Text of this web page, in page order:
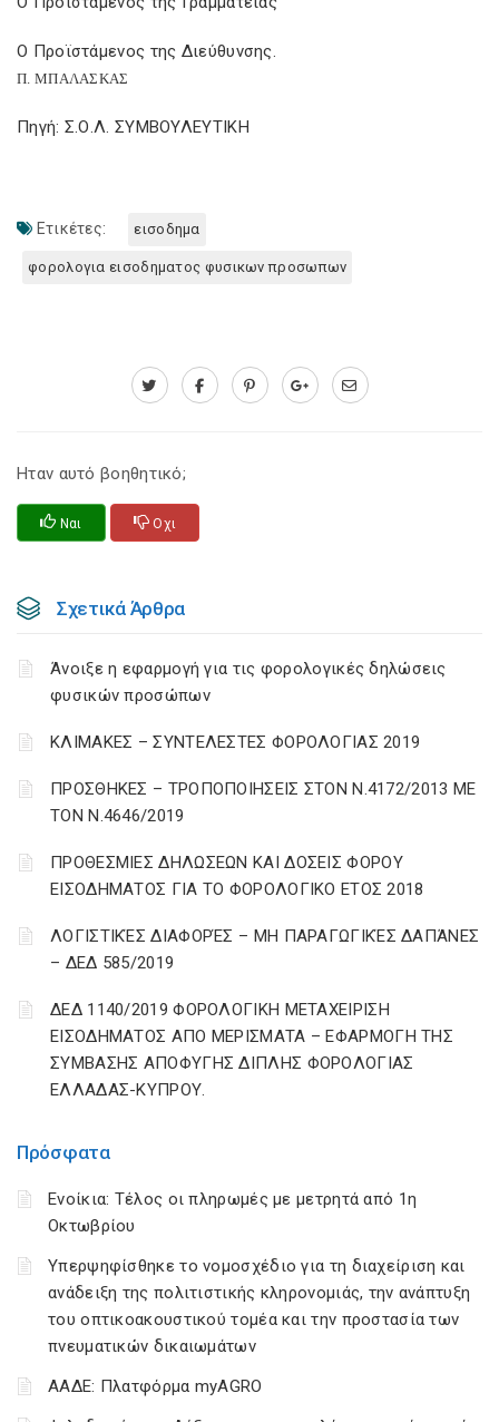
Πρόσφατα
Ενοίκια: Τέλος οι πληρωμές με μετρητά από 1η
Οκτωβρίου
Υπερψηφίσθηκε το νομοσχέδιο για τη διαχείριση και
ανάδειξη της πολιτιστικής κληρονομιάς, την ανάπτυξη
του οπτικοακουστικού τομέα και την προστασία των
πνευματικών δικαιωμάτων
ΑΑΔΕ: Πλατφόρμα myAGRO
Ο Προϊστάμενος της Διεύθυνσης.
Π. ΜΠΑΛΑΣΚΑΣ
Πηγή: Σ.Ο.Λ. ΣΥΜΒΟΥΛΕΥΤΙΚΗ
Ετικέτες: εισοδημα
φορολογια εισοδηματος φυσικων προσωπων
Ηταν αυτό βοηθητικό;
Ναι Οχι
Σχετικά Άρθρα
Άνοιξε η εφαρμογή για τις φορολογικές δηλώσεις
φυσικών προσώπων
ΚΛΙΜΑΚΕΣ – ΣΥΝΤΕΛΕΣΤΕΣ ΦΟΡΟΛΟΓΙΑΣ 2019
ΠΡΟΣΘΗΚΕΣ – ΤΡΟΠΟΠΟΙΗΣΕΙΣ ΣΤΟΝ Ν.4172/2013 ΜΕ
ΤΟΝ Ν.4646/2019
ΠΡΟΘΕΣΜΙΕΣ ΔΗΛΩΣΕΩΝ ΚΑΙ ΔΟΣΕΙΣ ΦΟΡΟΥ
ΕΙΣΟΔΗΜΑΤΟΣ ΓΙΑ ΤΟ ΦΟΡΟΛΟΓΙΚΟ ΕΤΟΣ 2018
ΛΟΓΙΣΤΙΚΈΣ ΔΙΑΦΟΡΈΣ – ΜΗ ΠΑΡΑΓΩΓΙΚΈΣ ΔΑΠΆΝΕΣ
– ΔΕΔ 585/2019
ΔΕΔ 1140/2019 ΦΟΡΟΛΟΓΙΚΗ ΜΕΤΑΧΕΙΡΙΣΗ
ΕΙΣΟΔΗΜΑΤΟΣ ΑΠΟ ΜΕΡΙΣΜΑΤΑ – ΕΦΑΡΜΟΓΗ ΤΗΣ
ΣΥΜΒΑΣΗΣ ΑΠΟΦΥΓΗΣ ΔΙΠΛΗΣ ΦΟΡΟΛΟΓΙΑΣ
ΕΛΛΑΔΑΣ-ΚΥΠΡΟΥ.